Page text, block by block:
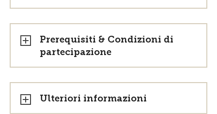
Prerequisiti & Condizioni di
partecipazione
Ulteriori informazioni